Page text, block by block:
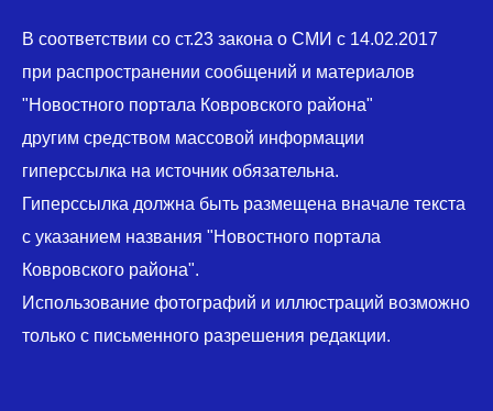
В соответствии со ст.23 закона о СМИ с 14.02.2017
при распространении сообщений и материалов
"Новостного портала Ковровского района"
другим средством массовой информации
гиперссылка на источник обязательна.
Гиперссылка должна быть размещена вначале текста
с указанием названия "Новостного портала
Ковровского района".
Использование фотографий и иллюстраций возможно
только с письменного разрешения редакции.